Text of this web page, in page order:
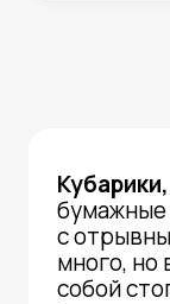
бумажные
с
много, но
собой